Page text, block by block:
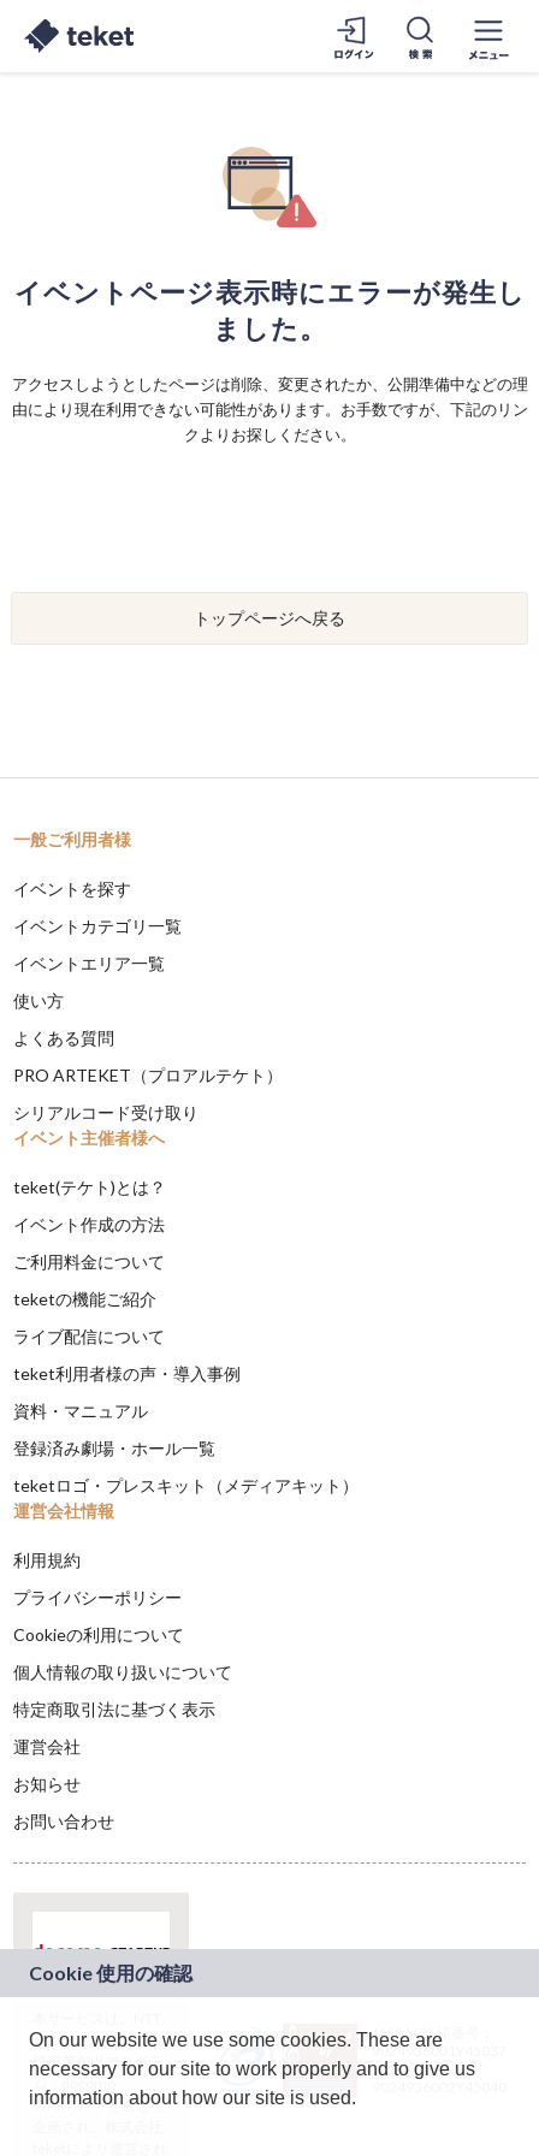
イベントページ表示時にエラーが発生し
ました。
アクセスしようとしたページは削除、変更されたか、公開準備中などの理
由により現在利用できない可能性があります。お手数ですが、下記のリン
クよりお探しください。
トップページへ戻る
一般ご利用者様
イベントを探す
イベントカテゴリ一覧
イベントエリア一覧
使い方
よくある質問
PRO ARTEKET（プロアルテケト）
シリアルコード受け取り
イベント主催者様へ
teket(テケト)とは？
イベント作成の方法
ご利用料金について
teketの機能ご紹介
ライブ配信について
teket利用者様の声・導入事例
資料・マニュアル
登録済み劇場・ホール一覧
teketロゴ・プレスキット（メディアキット）
運営会社情報
利用規約
プライバシーポリシー
Cookieの利用について
個人情報の取り扱いについて
特定商取引法に基づく表示
運営会社
お知らせ
お問い合わせ
ドコモグループの新
規事業創出プログラ
ム「docomo
STARTUP」を通じて
JASRAC許諾番号：
9024936001Y45037
JASRAC許諾番号：
On our website we use some cookies. These are
necessary for our site to work properly and to give us
information about how our site is used.